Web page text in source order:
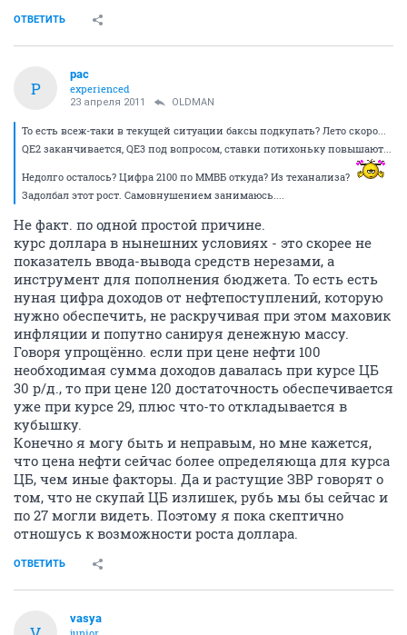
ОТВЕТИТЬ
P
pac
experienced
23 апреля 2011 OLDMAN
То есть всеж-таки в текущей ситуации баксы подкупать? Лето скоро...
QE2 заканчивается, QE3 под вопросом, ставки потихоньку повышают...
Недолго осталось? Цифра 2100 по ММВБ откуда? Из теханализа?
Задолбал этот рост. Самовнушением занимаюсь....
Не факт. по одной простой причине.
курс доллара в нынешних условиях - это скорее не
показатель ввода-вывода средств нерезами, а
инструмент для пополнения бюджета. То есть есть
нуная цифра доходов от нефтепоступлений, которую
нужно обеспечить, не раскручивая при этом маховик
инфляции и попутно санируя денежную массу.
Говоря упрощённо. если при цене нефти 100
необходимая сумма доходов давалась при курсе ЦБ
30 р/д., то при цене 120 достаточность обеспечивается
уже при курсе 29, плюс что-то откладывается в
кубышку.
Конечно я могу быть и неправым, но мне кажется,
что цена нефти сейчас более определяюща для курса
ЦБ, чем иные факторы. Да и растущие ЗВР говорят о
том, что не скупай ЦБ излишек, рубь мы бы сейчас и
по 27 могли видеть. Поэтому я пока скептично
отношусь к возможности роста доллара.
ОТВЕТИТЬ
vasya